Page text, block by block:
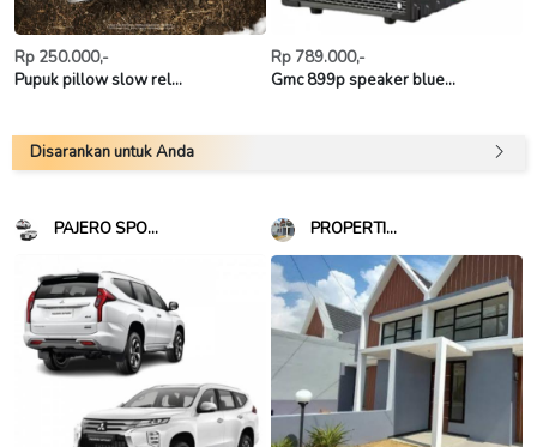
Rp 250.000,-
Pupuk pillow slow rel...
Rp 789.000,-
Gmc 899p speaker blue...
Disarankan untuk Anda
PAJERO SPO... PROPERTI...